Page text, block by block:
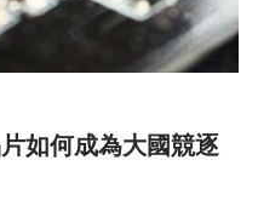
如何成為大國競逐